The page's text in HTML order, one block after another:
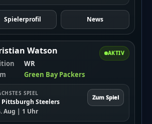
Spielerprofil News
AKTIV
Watson
WR
Green Bay Packers
SPIEL
Pittsburgh Steelers
Aug | 1 Uhr
Zum Spiel